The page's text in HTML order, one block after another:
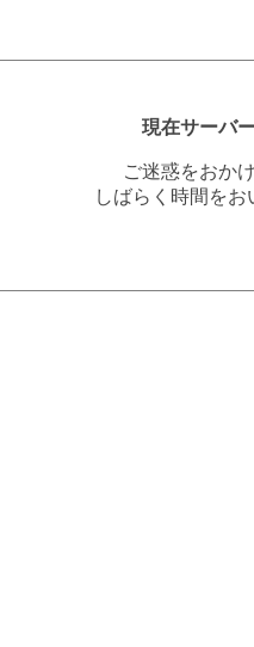
現在サーバ
ご迷惑をおか
しばらく時間を